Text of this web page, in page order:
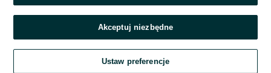
Zaloguj się
Kontynuując za pośrednictwem jednego z dostawców wskazanych powyżej,
OLX.pl w jego aktualnym brzmieniu.
Akceptuj niezbędne
Ustaw preferencje